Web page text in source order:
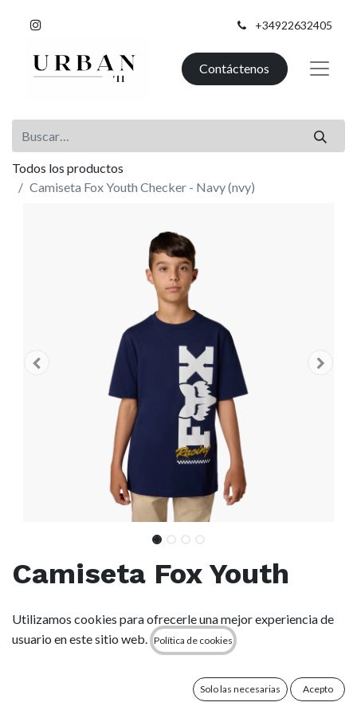
+34922632405
Contáctenos
Todos los productos
Camiseta Fox Youth Checker - Navy (nvy)
Camiseta Fox Youth
Checker - Navy (nvy)
(0 reseña)
La Youth Checker es una camiseta de inspiración motera, tan
icónica como cómoda. Fusionando el estilo clásico de Fox con
Utilizamos cookies para ofrecerle una mejor experiencia de
usuario en este sitio web.
Política de cookies
Solo las necesarias Acepto